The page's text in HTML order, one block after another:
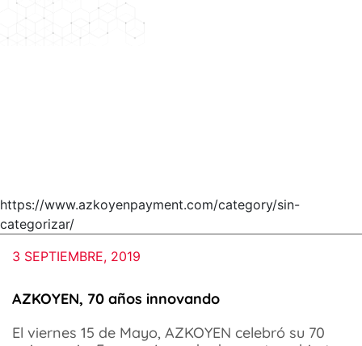
https://www.azkoyenpayment.com/category/sin-
categorizar/
3 SEPTIEMBRE, 2019
AZKOYEN, 70 años innovando
El viernes 15 de Mayo, AZKOYEN celebró su 70